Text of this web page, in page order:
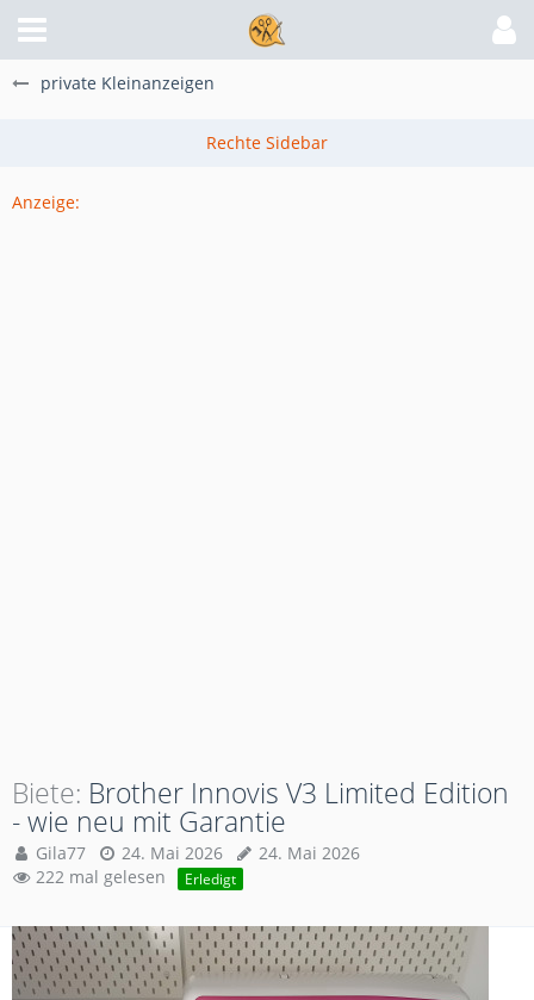
private Kleinanzeigen
Anzeige:
Biete Brother Innovis V3 Limited Edition
- wie neu mit Garantie
Gila77 24. Mai 2026
24. Mai 2026
222 mal gelesen
Erledigt